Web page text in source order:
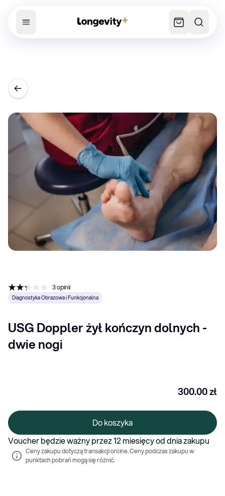
3opinii
Diagnostyka Obrazowa i Funkcjonalna
USG Doppler żył kończyn dolnych -
dwie nogi
300.00zł
Do koszyka
Voucher będzie ważny przez 12 miesięcy od dnia zakupu
Ceny zakupu dotyczą transakcji online. Ceny podczas zakupu w
punktach pobrań mogą się różnić.